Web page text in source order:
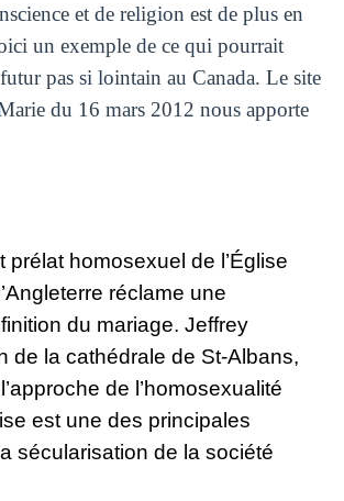
et de religion est de plus en
un exemple de ce qui pourrait
pas si lointain au Canada. Le site
du 16 mars 2012 nous apporte
prélat homosexuel de l’Église
réclame une
du mariage. Jeffrey
de la cathédrale de St-Albans,
de l’homosexualité
est une des principales
sécularisation de la société